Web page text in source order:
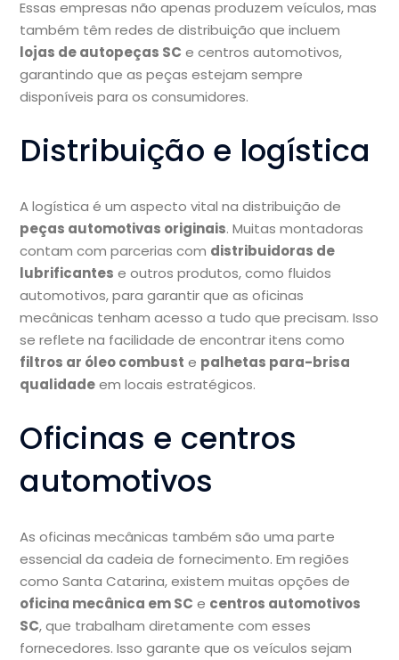
Essas empresas não apenas produzem veículos, mas
também têm redes de distribuição que incluem
lojas de autopeças SC e centros automotivos,
garantindo que as peças estejam sempre
disponíveis para os consumidores.
Distribuição e logística
A logística é um aspecto vital na distribuição de
peças automotivas originais. Muitas montadoras
contam com parcerias com distribuidoras de
lubrificantes e outros produtos, como fluidos
automotivos, para garantir que as oficinas
mecânicas tenham acesso a tudo que precisam. Isso
se reflete na facilidade de encontrar itens como
filtros ar óleo combust e palhetas para-brisa
qualidadeem locais estratégicos.
Oficinas e centros
automotivos
As oficinas mecânicas também são uma parte
essencial da cadeia de fornecimento. Em regiões
como Santa Catarina, existem muitas opções de
oficina mecânica em SC e centros automotivos
SC, que trabalham diretamente com esses
fornecedores. Isso garante que os veículos sejam